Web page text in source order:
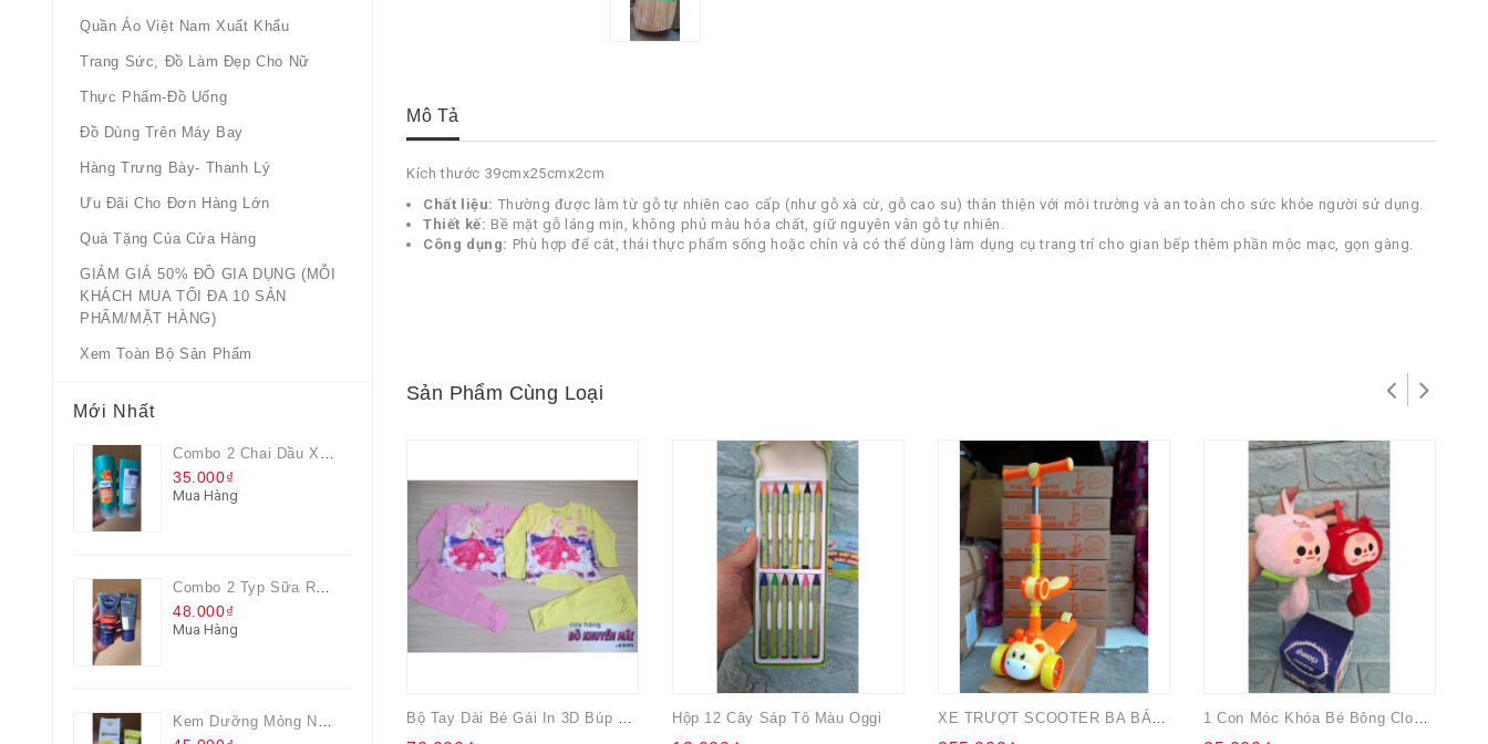
Quần Áo Việt Nam Xuất Khẩu
Trang Sức, Đồ Làm Đẹp Cho Nữ
Thực Phẩm-Đồ Uống
Đồ Dùng Trên Máy Bay
Hàng Trưng Bày- Thanh Lý
Ưu Đãi Cho Đơn Hàng Lớn
Quà Tặng Của Cửa Hàng
GIẢM GIÁ 50% ĐỒ GIA DỤNG (MỖI
KHÁCH MUA TỐI ĐA 10 SẢN
PHẨM/MẶT HÀNG)
Xem Toàn Bộ Sản Phẩm
Mới Nhất
Combo 2 Chai Dầu Xả Rejoice 3IN1 Siêu Mềm Mượt Chai 60ML
35.000₫
Mua Hàng
Combo 2 Typ Sữa Rửa Mặt Nivea Men Giúp Giảm Mụn, Giảm Hư Tổn Da
48.000₫
Mua Hàng
Kem Dưỡng Mỏng Nhẹ Cấp Ẩm & Sáng Da Vitamin C 20ml
Mô Tả
Kích thước 39cmx25cmx2cm
Chất liệu: Thường được làm từ gỗ tự nhiên cao cấp (như gỗ xà cừ, gỗ cao su) thân thiện với môi trường và an toàn cho sức khỏe người sử dụng.
Thiết kế: Bề mặt gỗ láng mịn, không phủ màu hóa chất, giữ nguyên vân gỗ tự nhiên.
Công dụng: Phù hợp để cắt, thái thực phẩm sống hoặc chín và có thể dùng làm dụng cụ trang trí cho gian bếp thêm phần mộc mạc, gọn gàng.
Sản Phẩm Cùng Loại
Hộp 12 Cây Sáp Tô Màu Oggi